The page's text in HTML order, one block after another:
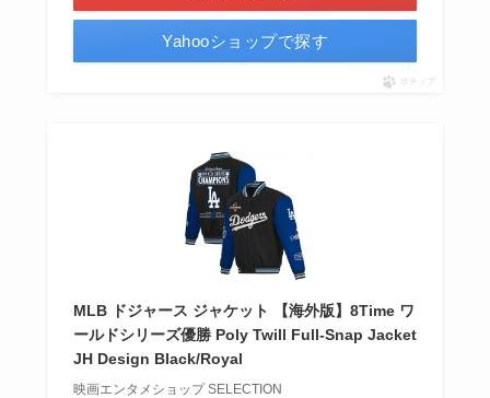
Yahooショップで探す
ポチップ
MLB ドジャース ジャケット 【海外版】8Time ワ
ールドシリーズ優勝 Poly Twill Full-Snap Jacket
JH Design Black/Royal
映画エンタメショップ SELECTION